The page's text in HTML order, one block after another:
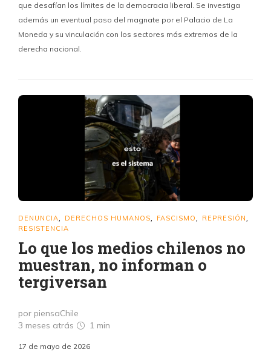
que desafían los límites de la democracia liberal. Se investiga
además un eventual paso del magnate por el Palacio de La
Moneda y su vinculación con los sectores más extremos de la
derecha nacional.
DENUNCIA DERECHOS HUMANOS FASCISMO REPRESIÓN
RESISTENCIA
Lo que los medios chilenos no
muestran, no informan o
tergiversan
por piensaChile
3 meses atrás
1 min
17 de mayo de 2026